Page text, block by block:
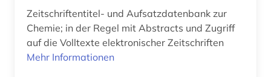
biographie (1)
bioinformatik (9)
Zeitschriftentitel- und Aufsatzdatenbank zur
Chemie; in der Regel mit Abstracts und Zugriff
auf die Volltexte elektronischer Zeitschriften
Mehr Informationen